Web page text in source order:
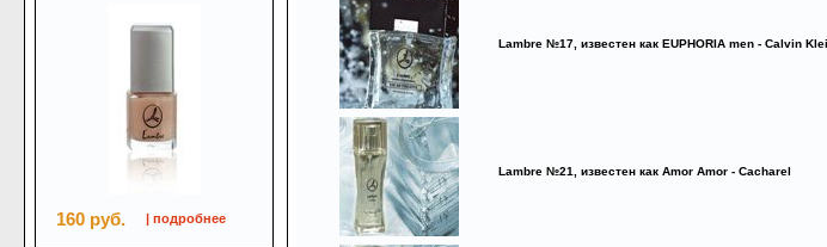
160 руб. | подробнее
Lambre №17, известен как EUPHORIA men - Calvin
Lambre №21, известен как Amor Amor - Cacharel